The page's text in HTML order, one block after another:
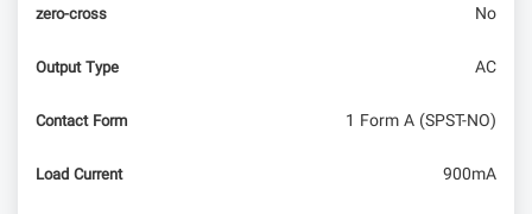
zero-cross No
Output Type AC
Contact Form 1 Form A (SPST-NO)
Load Current 900mA